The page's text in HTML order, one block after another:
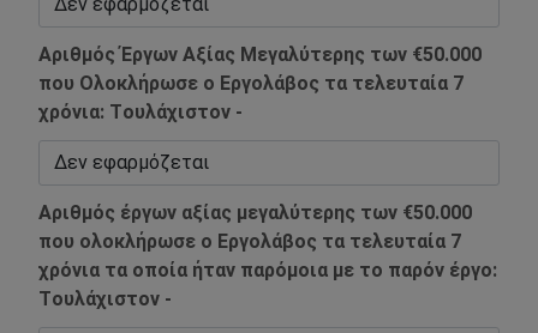
Αριθμός Έργων Αξίας Μεγαλύτερης των €50.000
που Ολοκλήρωσε ο Εργολάβος τα τελευταία 7
χρόνια: Tουλάχιστον -
Αριθμός έργων αξίας μεγαλύτερης των €50.000
που ολοκλήρωσε ο Εργολάβος τα τελευταία 7
χρόνια τα οποία ήταν παρόμοια με το παρόν έργο:
Tουλάχιστον -